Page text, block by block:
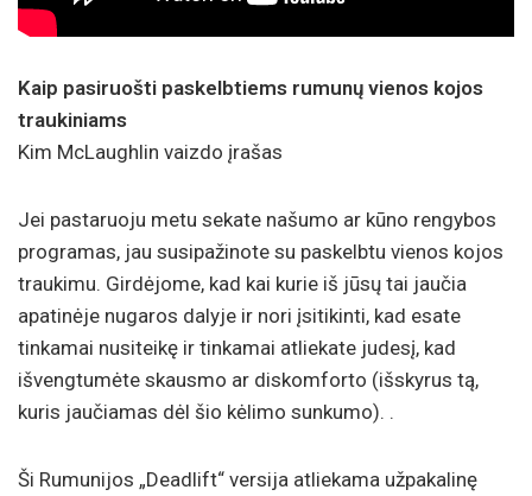
Kaip pasiruošti paskelbtiems rumunų vienos kojos
traukiniams
Kim McLaughlin vaizdo įrašas
Jei pastaruoju metu sekate našumo ar kūno rengybos
programas, jau susipažinote su paskelbtu vienos kojos
traukimu. Girdėjome, kad kai kurie iš jūsų tai jaučia
apatinėje nugaros dalyje ir nori įsitikinti, kad esate
tinkamai nusiteikę ir tinkamai atliekate judesį, kad
išvengtumėte skausmo ar diskomforto (išskyrus tą,
kuris jaučiamas dėl šio kėlimo sunkumo). .
Ši Rumunijos „Deadlift“ versija atliekama užpakalinę